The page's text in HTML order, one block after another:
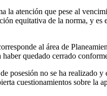
la atención que pese al
equitativa de la norma, y es
al área de
quedado cerrado
posesión no se ha realizado
cuestionamientos sobre la